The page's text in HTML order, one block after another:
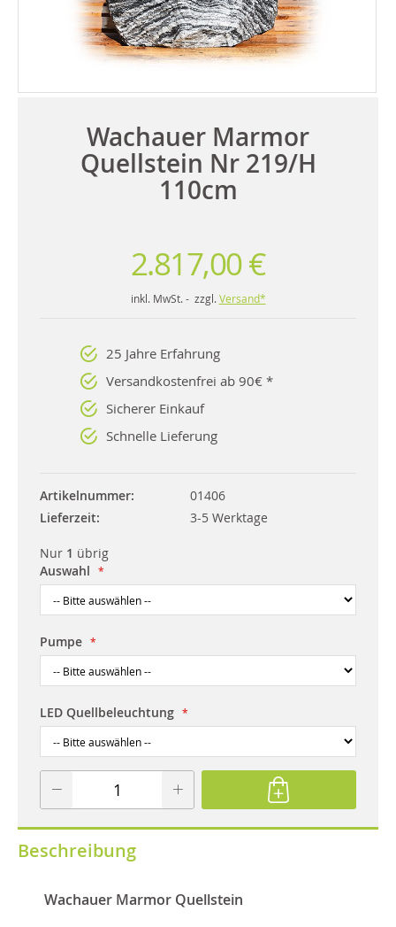
Wachauer Marmor
Quellstein Nr 219/H
110cm
2.817,00 €
inkl. MwSt. - zzgl. Versand*
25 Jahre Erfahrung
Versandkostenfrei ab 90€ *
Sicherer Einkauf
Schnelle Lieferung
Artikelnummer
01406
Lieferzeit
3-5 Werktage
Nur 1 übrig
Auswahl
Pumpe
LED Quellbeleuchtung
Beschreibung
Wachauer Marmor Quellstein